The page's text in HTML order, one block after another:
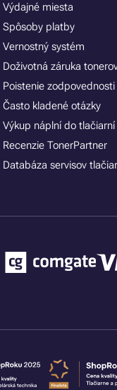
Výdajné miesta
Spôsoby platby
Vernostný systém
Doživotná záruka
Poistenie zodpovednosti
Často kladené otázky
Výkup náplní do
Recenzie TonerPartner
Databáza servisov